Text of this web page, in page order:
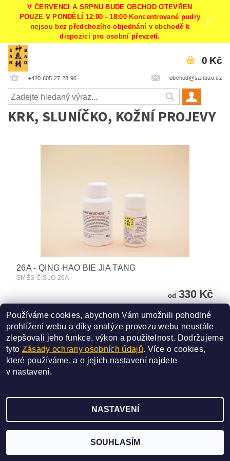
V ČERVENCI A SRPNU BUDE OBCHOD OTEVŘEN
POUZE V PONDĚLÍ 12:00 - 18:00 Koncentrované pudry
nejsou bez předchozího objednání v obchodě k
dispozici pro osobní převzetí.
+420 605 27 28 96 obchod@sanbao.cz
0 Kč
KRK, SLUNÍČKO, KOŽNÍ PROJEVY
26A - QING HAO BIE JIA TANG
SMĚS ČÍSLO 26A
od330 Kč
DETAIL
Vytvořil Shoptet
Používáme cookies, abychom Vám umožnili pohodlné
prohlížení webu a díky analýze provozu webu neustále
zlepšovali jeho funkce, výkon a použitelnost. Dodržujeme
tyto Zásady ochrany osobních údajů. Více o cookies,
které používáme, a o jejich nastavení najdete
v nastavení.
NASTAVENÍ
SOUHLASÍM